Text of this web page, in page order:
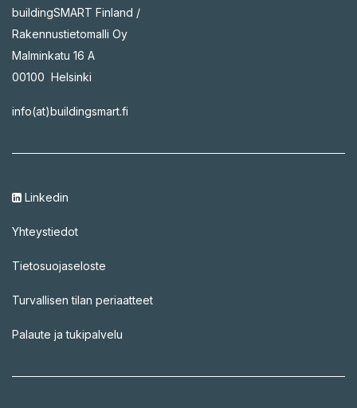
buildingSMART Finland /
Rakennustietomalli Oy
Malminkatu 16 A
00100 Helsinki
info(at)buildingsmart.fi
Linkedin
Yhteystiedot
Tietosuojaseloste
Turvallisen tilan periaatteet
Palaute ja tukipalvelu